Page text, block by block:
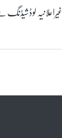
غیراعلانیہ